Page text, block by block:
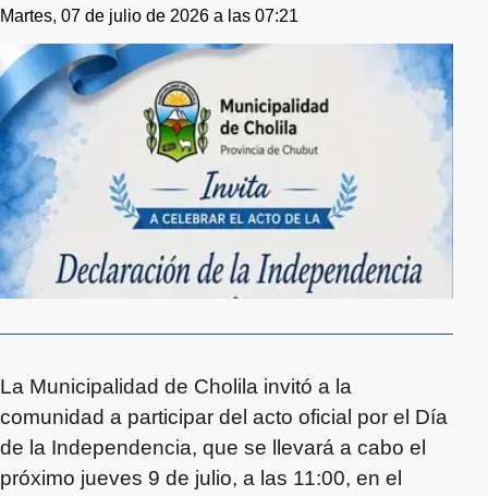
Martes, 07 de julio de 2026 a las 07:21
La Municipalidad de Cholila invitó a la
comunidad a participar del acto oficial por el Día
de la Independencia, que se llevará a cabo el
próximo jueves 9 de julio, a las 11:00, en el